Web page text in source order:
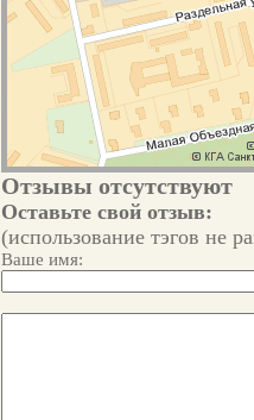
Отзывы отсутствуют
Оставьте свой отзыв:
(использование тэгов не
Ваше имя: